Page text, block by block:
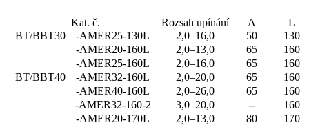
Kat. č. Rozsah upínání A
L
BT/BBT30
-AMER25-130L 2,0–16,0 50 130
BT/BBT40
-AMER20-160L 2,0–13,0 65
160
-AMER25-160L
2,0–16,0 65
160
-AMER32-160L
2,0–20,0 65
160
-AMER40-160L
2,0–26,0 65
160
-AMER32-160-2
3,0–20,0 -- 160
-AMER20-170L 2,0–13,0 80
170